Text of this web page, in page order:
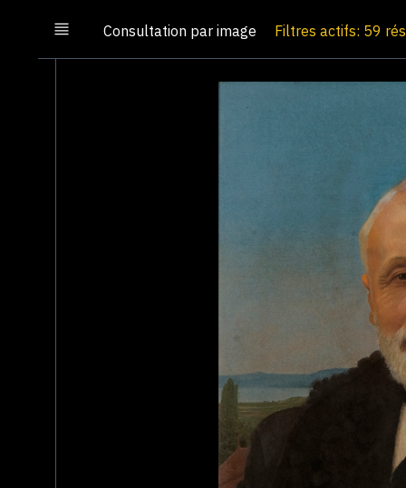
Consultation par image Filtres actifs: 59